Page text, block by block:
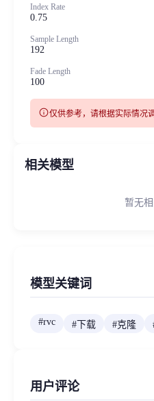
Index Rate
0.75
Sample Length
192
Fade Length
100
info仅供参考，请根据实际情况调
相关模型
暂无
模型关键词
#rvc # 下载 #克隆
用户评论